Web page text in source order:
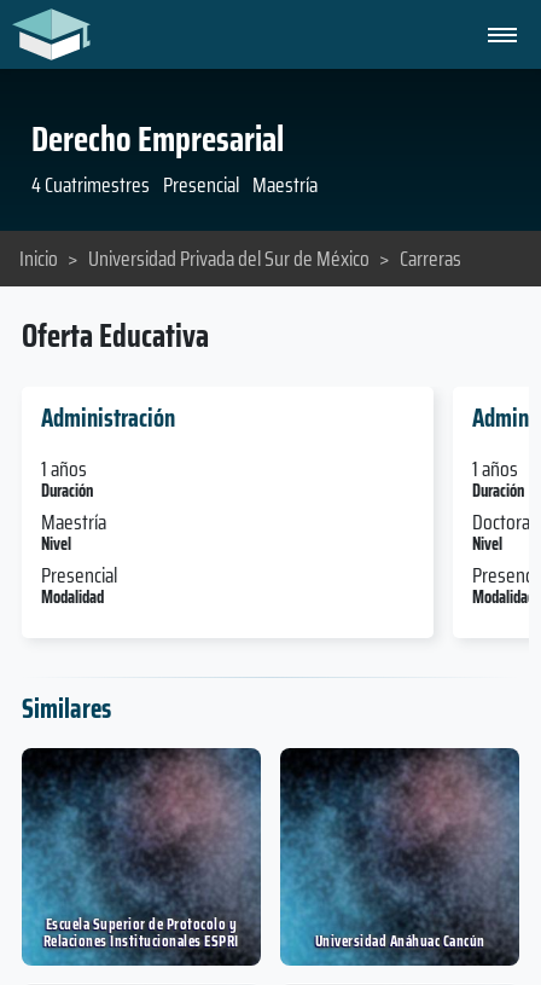
Derecho Empresarial
4 Cuatrimestres Presencial Maestría
Inicio > Universidad Privada del Sur de México > Carreras
Oferta Educativa
Administración
1 años
Duración
Maestría
Nivel
Presencial
Modalidad
1 años
Duración
Nivel
Modalidad
Similares
Escuela Superior de Protocolo y
Relaciones Institucionales ESPRI Universidad Anáhuac Cancún